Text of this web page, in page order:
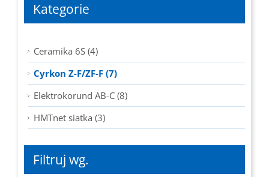
Kategorie
Ceramika 6S (4)
Cyrkon Z-F/ZF-F (7)
Elektrokorund AB-C (8)
HMTnet siatka (3)
Filtruj wg.